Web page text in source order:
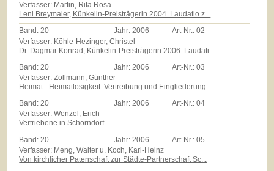
Verfasser: Martin, Rita Rosa
Leni Breymaier, Künkelin-Preisträgerin 2004. Laudatio z...
Band:20 Jahr:2006 Art-Nr.:02
Verfasser: Köhle-Hezinger, Christel
Dr. Dagmar Konrad, Künkelin-Preisträgerin 2006. Laudati...
Band:20 Jahr:2006 Art-Nr.:03
Verfasser: Zollmann, Günther
Heimat - Heimatlosigkeit: Vertreibung und Eingliederung...
Band:20 Jahr:2006 Art-Nr.:04
Verfasser: Wenzel, Erich
Vertriebene in Schorndorf
Band: 20 Jahr: 2006 Art-Nr.:05
Verfasser: Meng, Walter u. Koch, Karl-Heinz
Von kirchlicher Patenschaft zur Städte-Partnerschaft Sc...